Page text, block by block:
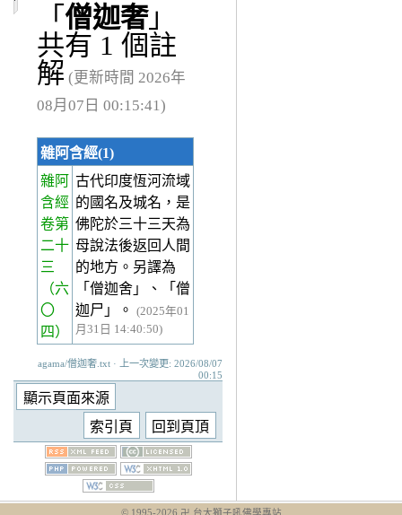
「 僧迦奢」
共有 1 個註
解 (更新時間 2026年
08月07日 00:15:41)
雜阿含經(1)
雜阿
含經
卷第
二十
三
（六
〇
四）
古代印度恆河流域
的國名及城名，是
佛陀於三十三天為
母說法後返回人間
的地方。另譯為
「僧迦舍」、「僧
迦尸」。
(2025年01
月31日 14:40:50)
agama/僧迦奢.txt · 上一次變更: 2026/08/07
00:15
© 1995-2026 卍 台大獅子吼佛學專站